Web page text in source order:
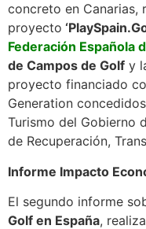
concreto en Canarias,
proyecto
Federación Española
de Campos de Golf y
proyecto financiado
Generation
Turismo del Gobierno
de Recuperación,
Informe Impacto
El segundo informe
Golf en España,